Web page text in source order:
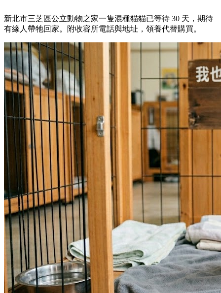
新北市三芝區公立動物之家一隻混種貓貓已等待 30 天，期待
有緣人帶牠回家。附收容所電話與地址，領養代替購買。